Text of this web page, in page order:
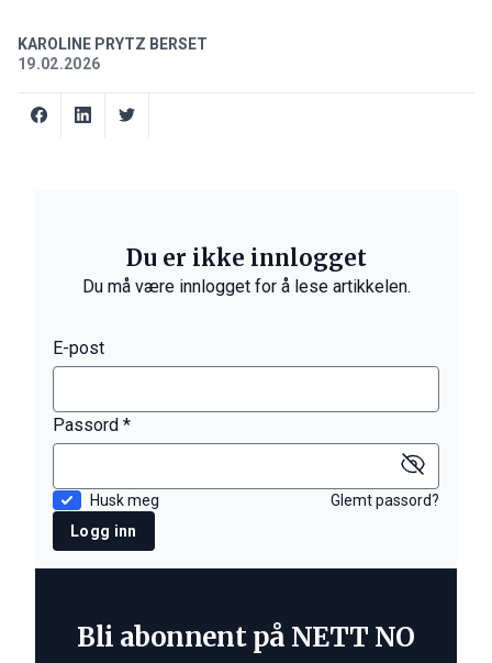
KAROLINE PRYTZ BERSET
19.02.2026
Du er ikke innlogget
Du må være innlogget for å lese artikkelen.
E-post
Passord *
Husk meg
Glemt passord?
Logg inn
Bli abonnent på NETT NO